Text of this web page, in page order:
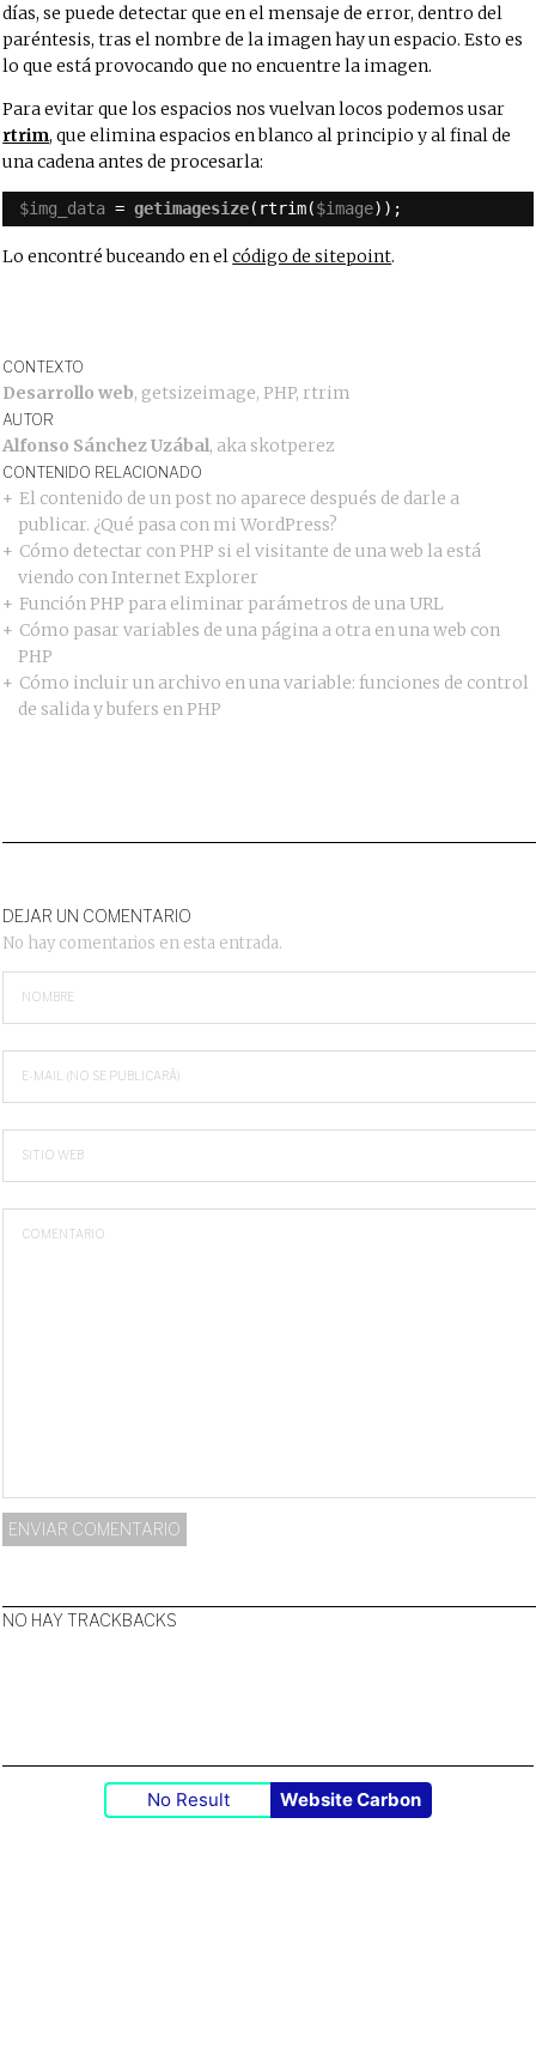
días, se puede detectar que en el mensaje de error, dentro del
paréntesis, tras el nombre de la imagen hay un espacio. Esto es
lo que está provocando que no encuentre la imagen.
Para evitar que los espacios nos vuelvan locos podemos usar
rtrim, que elimina espacios en blanco al principio y al final de
una cadena antes de procesarla:
$img_data = getimagesize(rtrim($image));
Lo encontré buceando en elcódigo de sitepoint.
CONTEXTO
Desarrollo web, getsizeimage,PHP, rtrim
AUTOR
Alfonso Sánchez Uzábal, aka skotperez
CONTENIDO RELACIONADO
El contenido de un post no aparece después de darle a
publicar. ¿Qué pasa con mi WordPress?
Cómo detectar con PHP si el visitante de una web la está
viendo con Internet Explorer
Función PHP para eliminar parámetros de una URL
Cómo pasar variables de una página a otra en una web con
PHP
Cómo incluir un archivo en una variable: funciones de control
de salida y bufers en PHP
DEJAR UN COMENTARIO
No hay comentarios en esta entrada.
NOMBRE
E-MAIL (NO SE PUBLICARÁ)
SITIO WEB
COMENTARIO
NO HAY TRACKBACKS
No Result Website Carbon